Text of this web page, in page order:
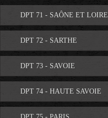
DPT 71 - SAÔNE ET LOIRE
DPT 72 - SARTHE
DPT 73 - SAVOIE
DPT 74 - HAUTE SAVOIE